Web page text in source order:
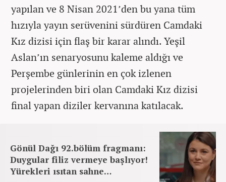
yapılan ve 8 Nisan 2021’den bu yana tüm
hızıyla yayın serüvenini sürdüren Camdaki
Kız dizisi için flaş bir karar alındı. Yeşil
Aslan’ın senaryosunu kaleme aldığı ve
Perşembe günlerinin en çok izlenen
projelerinden biri olan Camdaki Kız dizisi
final yapan diziler kervanına katılacak.
Gönül Dağı 92.bölüm fragmanı:
Duygular filiz vermeye başlıyor!
Yürekleri ısıtan sahne…